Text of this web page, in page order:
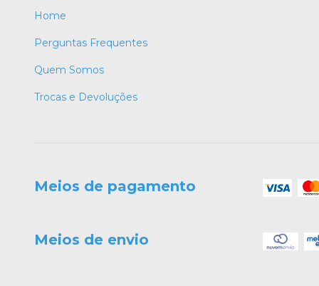
Home
Perguntas Frequentes
Quem Somos
Trocas e Devoluções
Meios de pagamento
Meios de envio